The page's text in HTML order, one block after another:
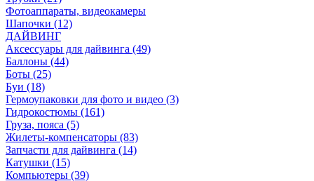
Фотоаппараты, видеокамеры
Шапочки (12)
ДАЙВИНГ
Аксессуары для дайвинга (49)
Баллоны (44)
Боты (25)
Буи (18)
Гермоупаковки для фото и видео (3)
Гидрокостюмы (161)
Груза, пояса (5)
Жилеты-компенсаторы (83)
Запчасти для дайвинга (14)
Катушки (15)
Компьютеры (39)